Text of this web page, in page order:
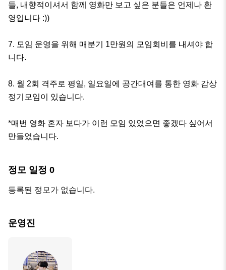
들, 내향적이셔서 함께 영화만 보고 싶은 분들은 언제나 환
영입니다 :))
7. 모임 운영을 위해 매분기 1만원의 모임회비를 내셔야 합
니다.
8. 월 2회 격주로 평일, 일요일에 공간대여를 통한 영화 감상
정기모임이 있습니다.
*매번 영화 혼자 보다가 이런 모임 있었으면 좋겠다 싶어서
만들었습니다.
정모 일정 0
등록된 정모가 없습니다.
운영진